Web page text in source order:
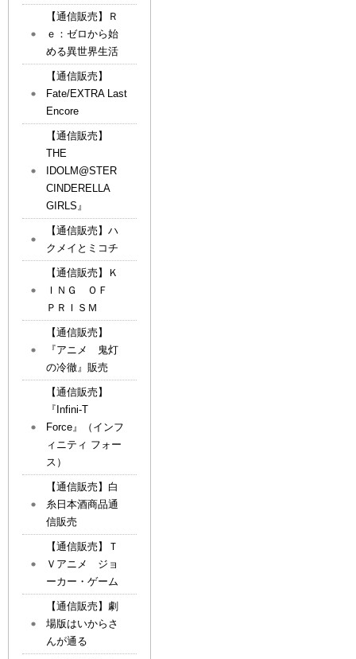
【通信販売】Ｒ
ｅ：ゼロから始
める異世界生活
【通信販売】
Fate/EXTRA Last
Encore
【通信販売】
THE
IDOLM@STER
CINDERELLA
GIRLS』
【通信販売】ハ
クメイとミコチ
【通信販売】Ｋ
ＩＮＧ ＯＦ
ＰＲＩＳＭ
【通信販売】
『アニメ 鬼灯
の冷徹』販売
【通信販売】
『Infini-T
Force』（インフ
ィニティ フォー
ス）
【通信販売】白
糸日本酒商品通
信販売
【通信販売】Ｔ
Ｖアニメ ジョ
ーカー・ゲーム
【通信販売】劇
場版はいからさ
んが通る